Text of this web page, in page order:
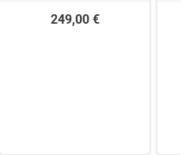
249,00 €